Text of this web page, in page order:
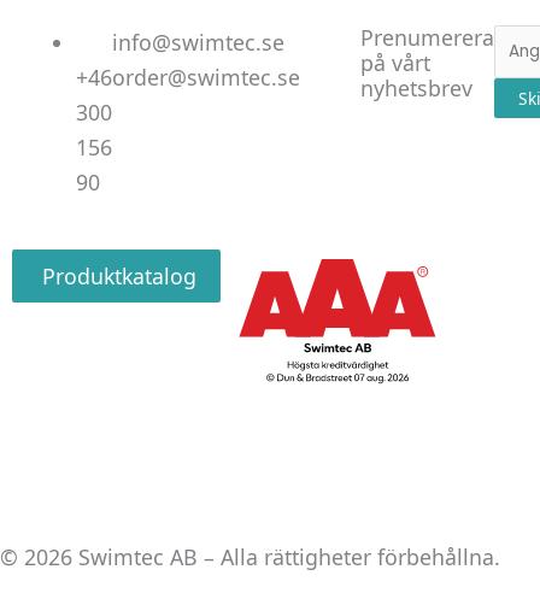
+46
300
156
90
info@swimtec.se
order@swimtec.se
Prenumerera
på vårt
nyhetsbrev
E-
post
Produktkatalog
© 2026 Swimtec AB – Alla rättigheter förbehållna.